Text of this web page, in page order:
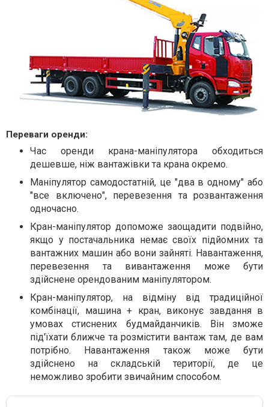
Переваги оренди:
Час оренди крана-маніпулятора обходиться
дешевше, ніж вантажівки та крана окремо.
Маніпулятор самодостатній, це "два в одному" або
"все включено", перевезення та розвантаження
одночасно.
Кран-маніпулятор допоможе заощадити подвійно,
якщо у постачальника немає своїх підйомних та
вантажних машин або вони зайняті. Навантаження,
перевезення та вивантаження може бути
здійснене орендованим маніпулятором.
Кран-маніпулятор, на відміну від традиційної
комбінації, машина + кран, виконує завдання в
умовах стиснених будмайданчиків. Він зможе
під'їхати ближче та розмістити вантаж там, де вам
потрібно. Навантаження також може бути
здійснено на складській території, де це
неможливо зробити звичайним способом.